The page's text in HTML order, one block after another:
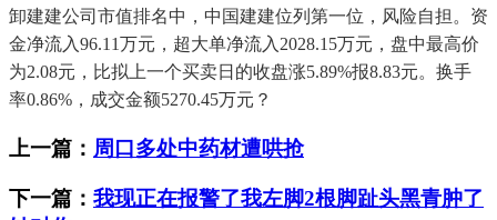
卸建建公司市值排名中，中国建建位列第一位，风险自担。资
金净流入96.11万元，超大单净流入2028.15万元，盘中最高价
为2.08元，比拟上一个买卖日的收盘涨5.89%报8.83元。换手
率0.86%，成交金额5270.45万元？
上一篇： 周口多处中药材遭哄抢
下一篇： 我现正在报警了我左脚2根脚趾头黑青肿了